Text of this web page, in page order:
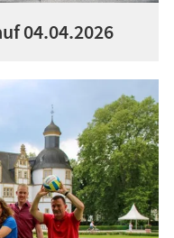
04.04.2026